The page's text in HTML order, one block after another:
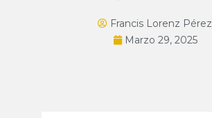
Francis Lorenz Pérez
Marzo 29, 2025